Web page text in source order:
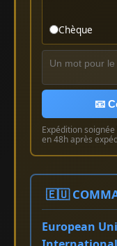
Chèque
📧
Expédition
en 48h après
🇪🇺
European